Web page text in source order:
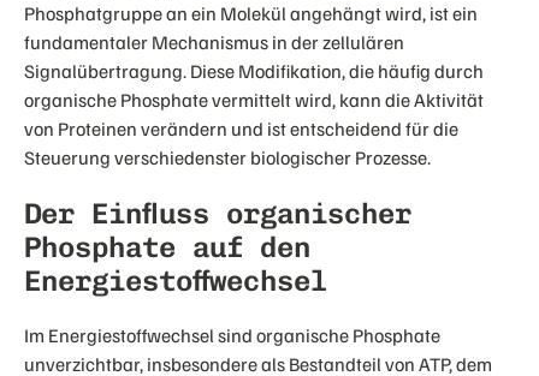
Phosphatgruppe an ein Molekül angehängt wird, ist ein
fundamentaler Mechanismus in der zellulären
Signalübertragung. Diese Modifikation, die häufig durch
organische Phosphate vermittelt wird, kann die Aktivität
von Proteinen verändern und ist entscheidend für die
Steuerung verschiedenster biologischer Prozesse.
Der Einfluss organischer
Phosphate auf den
Energiestoffwechsel
Im Energiestoffwechsel sind organische Phosphate
unverzichtbar, insbesondere als Bestandteil von ATP, dem